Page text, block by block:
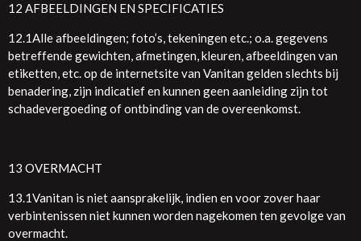
12 AFBEELDINGEN EN SPECIFICATIES
12.1Alle afbeeldingen; foto’s, tekeningen etc.; o.a. gegevens
betreffende gewichten, afmetingen, kleuren, afbeeldingen van
etiketten, etc. op de internetsite van Vanitan gelden slechts bij
benadering, zijn indicatief en kunnen geen aanleiding zijn tot
schadevergoeding of ontbinding van de overeenkomst.
13 OVERMACHT
13.1Vanitan is niet aansprakelijk, indien en voor zover haar
verbintenissen niet kunnen worden nagekomen ten gevolge van
overmacht.